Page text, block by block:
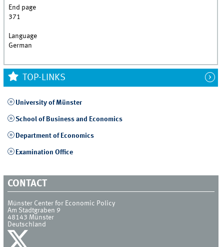
End page
371
Language
German
TOP-LINKS
University of Münster
School of Business and Economics
Department of Economics
Examination Office
CONTACT
Münster Center for Economic Policy
Am Stadtgraben 9
48143 Münster
Deutschland